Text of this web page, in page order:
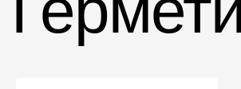
Софиты